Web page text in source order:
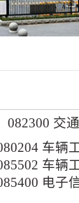
082300 交
车辆
车辆
电子